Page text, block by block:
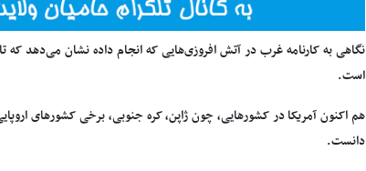
نگاهی به کارنامه غرب در آتش افروزی‌هایی که انجام داده نشان می‌دهد که
است.
هم اکنون آمریکا در کشورهایی، چون ژاپن، کره جنوبی، برخی کشورهای
دانست.